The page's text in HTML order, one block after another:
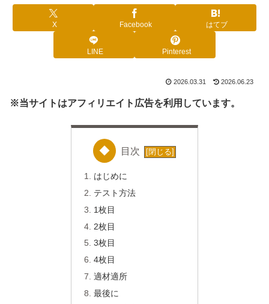
X Facebook はてブ
LINE Pinterest
2026.03.31 2026.06.23
※当サイトはアフィリエイト広告を利用しています。
目次
はじめに
テスト方法
1枚目
2枚目
3枚目
4枚目
適材適所
最後に